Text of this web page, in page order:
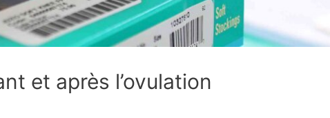
et après l’ovulation